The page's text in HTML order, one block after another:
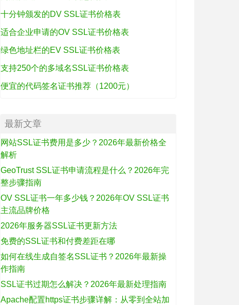
十分钟颁发的DV SSL证书价格表
适合企业申请的OV SSL证书价格表
绿色地址栏的EV SSL证书价格表
支持250个的多域名SSL证书价格表
便宜的代码签名证书推荐（1200元）
最新文章
网站SSL证书费用是多少？2026年最新价格全
解析
GeoTrust SSL证书申请流程是什么？2026年完
整步骤指南
OV SSL证书一年多少钱？2026年OV SSL证书
主流品牌价格
2026年服务器SSL证书更新方法
免费的SSL证书和付费差距在哪
如何在线生成自签名SSL证书？2026年最新操
作指南
SSL证书过期怎么解决？2026年最新处理指南
Apache配置https证书步骤详解：从零到全站加